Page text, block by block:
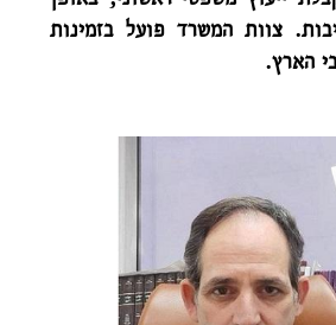
צוות המשרד פועל בזמינות